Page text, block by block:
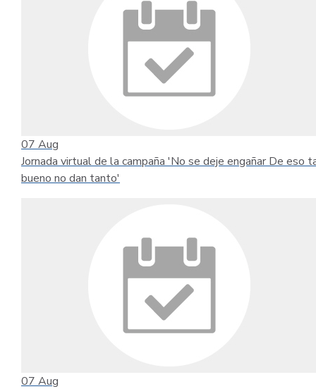
07 Aug
Jornada virtual de la campaña 'No se deje engañar De eso
bueno no dan tanto'
07 Aug